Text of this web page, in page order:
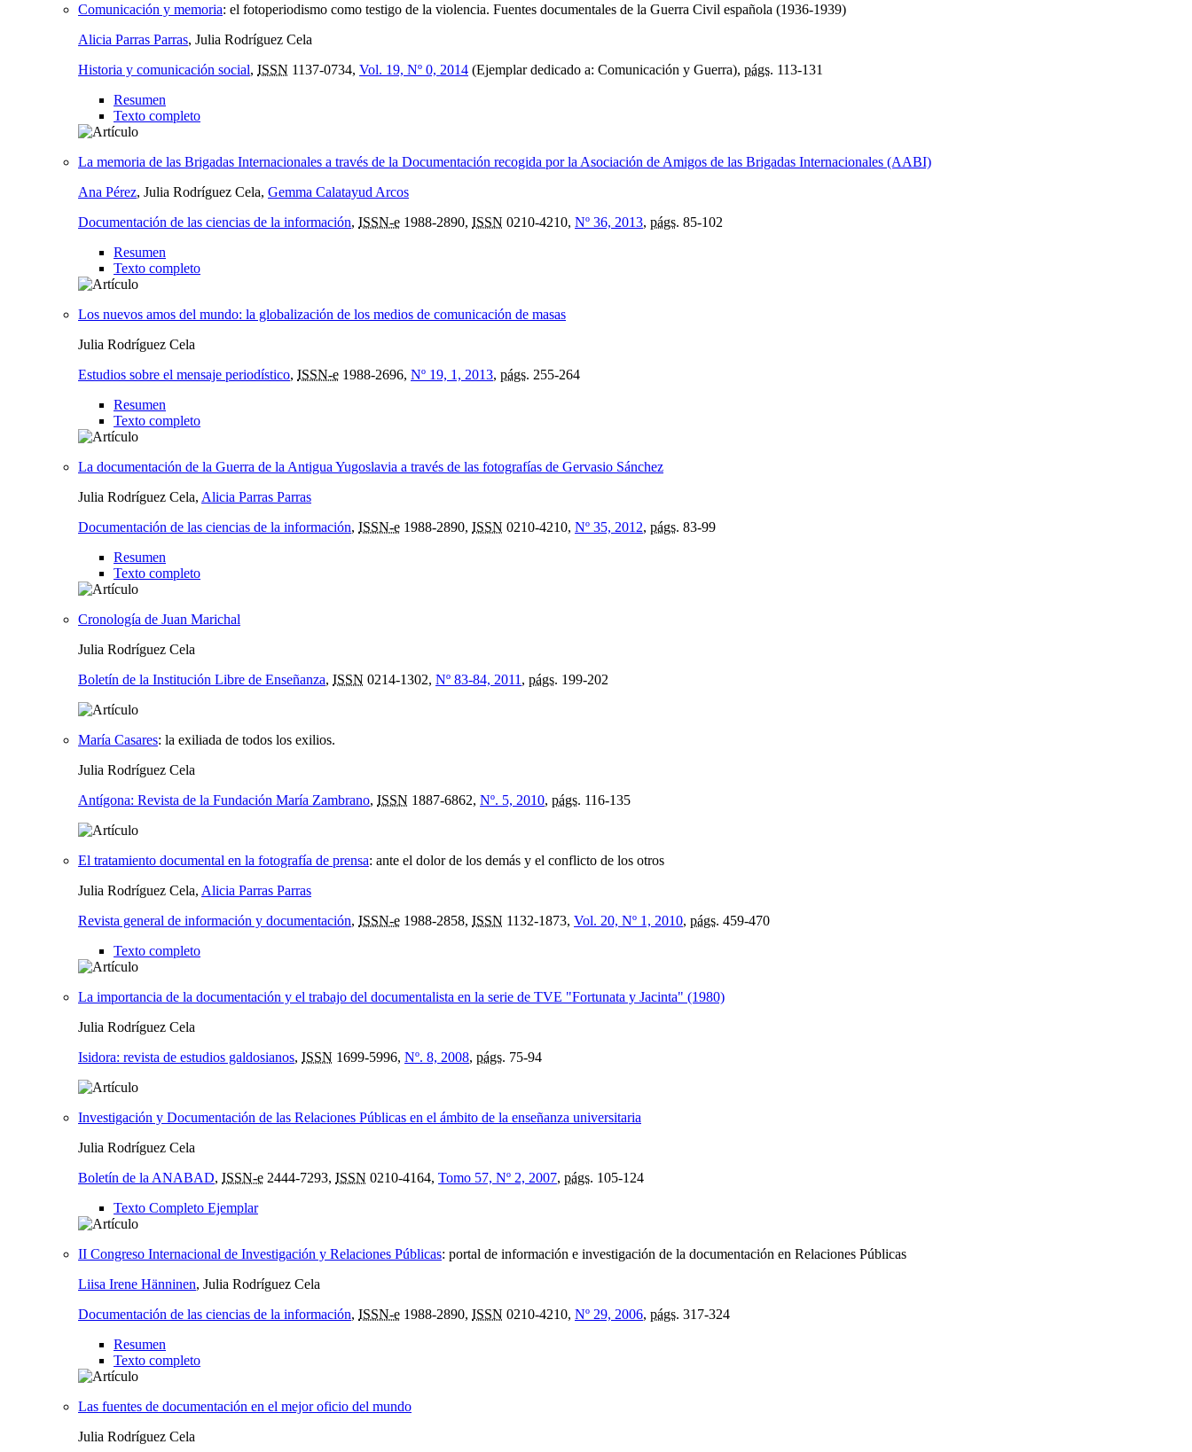
Comunicación y memoria: el fotoperiodismo como testigo de la violencia. Fuentes documentales de la Guerra Civil española (1936-1939)
Alicia Parras Parras, Julia Rodríguez Cela
Historia y comunicación social, ISSN 1137-0734, Vol. 19, Nº 0, 2014 (Ejemplar dedicado a: Comunicación y Guerra), págs. 113-131
Resumen
Texto completo
La memoria de las Brigadas Internacionales a través de la Documentación recogida por la Asociación de Amigos de las Brigadas Internacionales (AABI)
Ana Pérez, Julia Rodríguez Cela, Gemma Calatayud Arcos
Documentación de las ciencias de la información, ISSN-e 1988-2890, ISSN 0210-4210, Nº 36, 2013, págs. 85-102
Resumen
Texto completo
Los nuevos amos del mundo: la globalización de los medios de comunicación de masas
Julia Rodríguez Cela
Estudios sobre el mensaje periodístico, ISSN-e 1988-2696, Nº 19, 1, 2013, págs. 255-264
Resumen
Texto completo
La documentación de la Guerra de la Antigua Yugoslavia a través de las fotografías de Gervasio Sánchez
Julia Rodríguez Cela, Alicia Parras Parras
Documentación de las ciencias de la información, ISSN-e 1988-2890, ISSN 0210-4210, Nº 35, 2012, págs. 83-99
Resumen
Texto completo
Cronología de Juan Marichal
Julia Rodríguez Cela
Boletín de la Institución Libre de Enseñanza, ISSN 0214-1302, Nº 83-84, 2011 , págs. 199-202
María Casares: la exiliada de todos los exilios.
Julia Rodríguez Cela
Antígona: Revista de la Fundación María Zambrano, ISSN 1887-6862, Nº. 5, 2010, págs. 116-135
El tratamiento documental en la fotografía de prensa: ante el dolor de los demás y el conflicto de los otros
Julia Rodríguez Cela, Alicia Parras Parras
Revista general de información y documentación, ISSN-e 1988-2858, ISSN 1132-1873, Vol. 20, Nº 1, 2010, págs. 459-470
Texto completo
La importancia de la documentación y el trabajo del documentalista en la serie de TVE "Fortunata y Jacinta" (1980)
Julia Rodríguez Cela
Isidora: revista de estudios galdosianos, ISSN 1699-5996, Nº. 8, 2008, págs. 75-94
Investigación y Documentación de las Relaciones Públicas en el ámbito de la enseñanza universitaria
Julia Rodríguez Cela
Boletín de la ANABAD, ISSN-e 2444-7293, ISSN 0210-4164, Tomo 57, Nº 2, 2007, págs. 105-124
Texto Completo Ejemplar
II Congreso Internacional de Investigación y Relaciones Públicas: portal de información e investigación de la documentación en Relaciones Públicas
Liisa Irene Hänninen, Julia Rodríguez Cela
Documentación de las ciencias de la información, ISSN-e 1988-2890, ISSN 0210-4210, Nº 29, 2006, págs. 317-324
Resumen
Texto completo
Las fuentes de documentación en el mejor oficio del mundo
Julia Rodríguez Cela